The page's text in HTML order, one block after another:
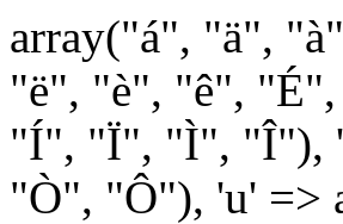
array("á", "ä",
"ë", "è", "ê",
"Í", "Ï", "Ì", "Î"),
"Ò", "Ô"), 'u'